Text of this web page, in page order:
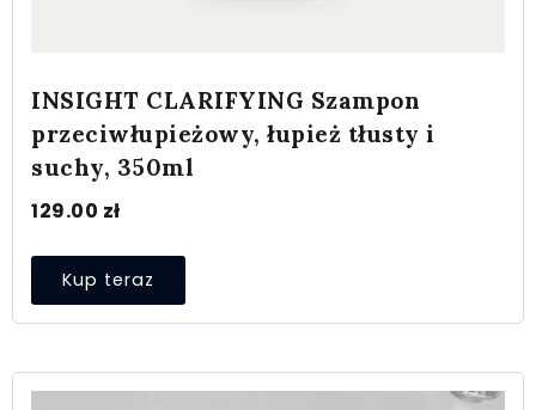
INSIGHT CLARIFYING Szampon
przeciwłupieżowy, łupież tłusty i
suchy, 350ml
129.00 zł
Kup teraz